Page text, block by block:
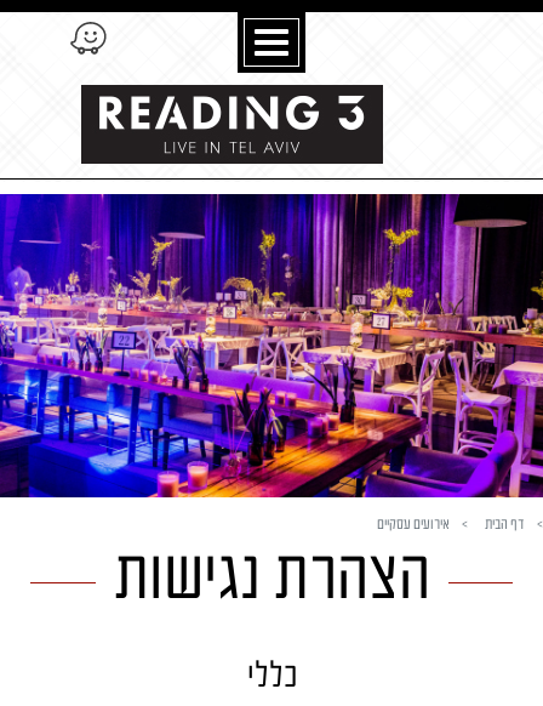
דף הבית אירועים עסקיים
הצהרת נגישות
כללי